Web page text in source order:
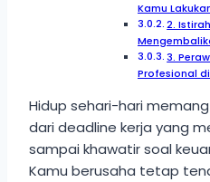
Kamu
2.
3.
Profesional
Hidup sehari-hari
dari deadline kerja yang
sampai khawatir soal
Kamu berusaha tetap